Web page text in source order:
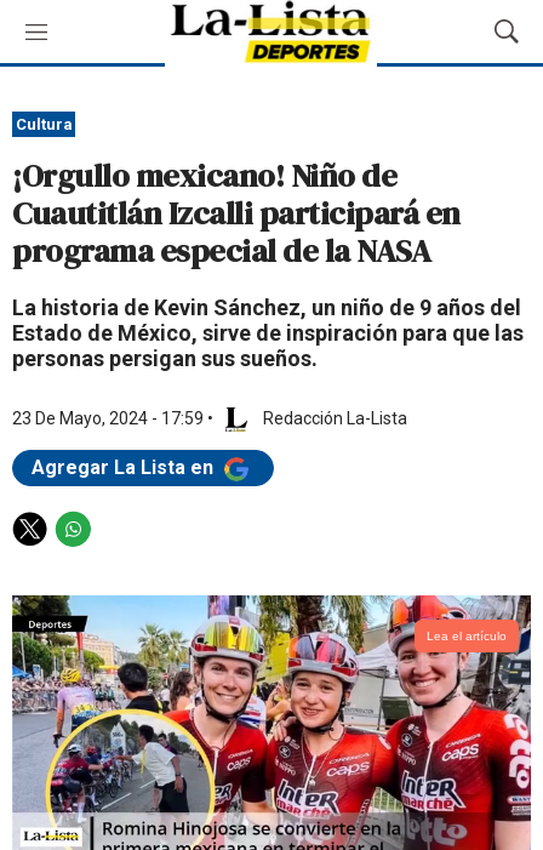
M
e
ú
M
o
q
u
e
Cultura
¡Orgullo mexicano! Niño de
Cuautitlán Izcalli participará en
programa especial de la NASA
La historia de Kevin Sánchez, un niño de 9 años del
Estado de México, sirve de inspiración para que las
personas persigan sus sueños.
23 De Mayo, 2024 - 17:59 • Redacción La-Lista
Agregar La Lista en
T
i
t
t
e
r
W
a
t
s
a
p
p
Lea el artículo